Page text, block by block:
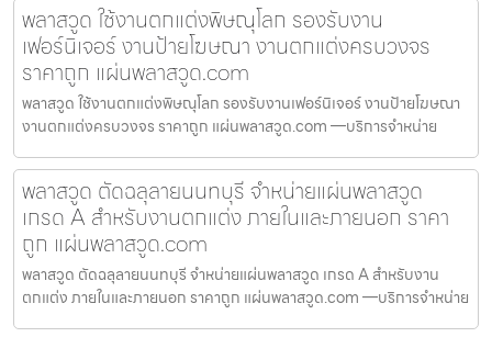
พลาสวูด ใช้งานตกแต่งพิษณุโลก รองรับงาน
เฟอร์นิเจอร์ งานป้ายโฆษณา งานตกแต่งครบวงจร
ราคาถูก แผ่นพลาสวูด.com
พลาสวูด ใช้งานตกแต่งพิษณุโลก รองรับงานเฟอร์นิเจอร์ งานป้ายโฆษณา
งานตกแต่งครบวงจร ราคาถูก แผ่นพลาสวูด.com —บริการจำหน่าย
พลาสวูด ตัดฉลุลายนนทบุรี จำหน่ายแผ่นพลาสวูด
เกรด A สำหรับงานตกแต่ง ภายในและภายนอก ราคา
ถูก แผ่นพลาสวูด.com
พลาสวูด ตัดฉลุลายนนทบุรี จำหน่ายแผ่นพลาสวูด เกรด A สำหรับงาน
ตกแต่ง ภายในและภายนอก ราคาถูก แผ่นพลาสวูด.com —บริการจำหน่าย